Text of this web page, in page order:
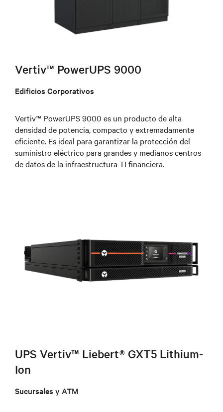
Vertiv™ PowerUPS 9000
Edificios Corporativos
Vertiv™ PowerUPS 9000 es un producto de alta
densidad de potencia, compacto y extremadamente
eficiente. Es ideal para garantizar la protección del
suministro eléctrico para grandes y medianos centros
de datos de la infraestructura TI financiera.
UPS Vertiv™ Liebert® GXT5 Lithium-
Ion
Sucursales y ATM